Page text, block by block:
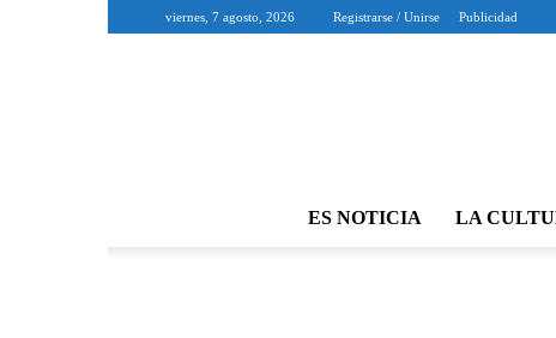
viernes, 7 agosto, 2026 Registrarse / Unirse Publicidad
ES NOTICIA LA